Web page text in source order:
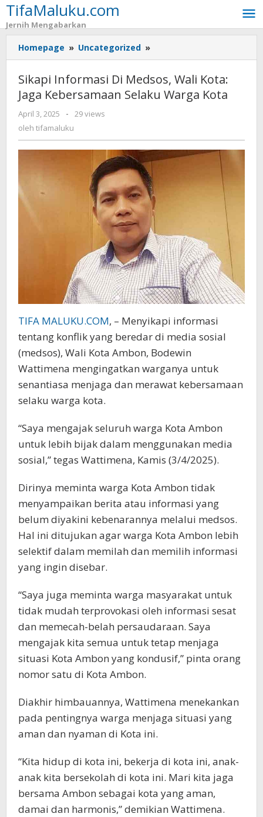
Lewati
ke
konten
TifaMaluku.com
Jernih Mengabarkan
Homepage » Uncategorized »
Informasi
Medsos,
Wali
Warga
Sikapi Informasi Di Medsos, Wali Kota:
Jaga Kebersamaan Selaku Warga Kota
April 3, 2025
oleh
tifamaluku
-
29 views
oleh tifamaluku
TIFA MALUKU.COM, – Menyikapi informasi
tentang konflik yang beredar di media sosial
(medsos), Wali Kota Ambon, Bodewin
Wattimena mengingatkan warganya untuk
senantiasa menjaga dan merawat kebersamaan
selaku warga kota.
“Saya mengajak seluruh warga Kota Ambon
untuk lebih bijak dalam menggunakan media
sosial,” tegas Wattimena, Kamis (3/4/2025).
Dirinya meminta warga Kota Ambon tidak
menyampaikan berita atau informasi yang
belum diyakini kebenarannya melalui medsos.
Hal ini ditujukan agar warga Kota Ambon lebih
selektif dalam memilah dan memilih informasi
yang ingin disebar.
“Saya juga meminta warga masyarakat untuk
tidak mudah terprovokasi oleh informasi sesat
dan memecah-belah persaudaraan. Saya
mengajak kita semua untuk tetap menjaga
situasi Kota Ambon yang kondusif,” pinta orang
nomor satu di Kota Ambon.
Diakhir himbauannya, Wattimena menekankan
pada pentingnya warga menjaga situasi yang
aman dan nyaman di Kota ini.
“Kita hidup di kota ini, bekerja di kota ini, anak-
anak kita bersekolah di kota ini. Mari kita jaga
bersama Ambon sebagai kota yang aman,
damai dan harmonis,” demikian Wattimena.